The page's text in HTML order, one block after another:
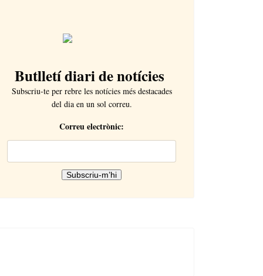
Butlletí diari de notícies
Subscriu-te per rebre les notícies més destacades
del dia en un sol correu.
Correu electrònic: